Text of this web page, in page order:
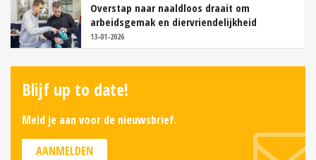
Overstap naar naaldloos draait om
arbeidsgemak en diervriendelijkheid
13-01-2026
Blijf up to date!
Meld je aan voor de nieuwsbrief.
AANMELDEN